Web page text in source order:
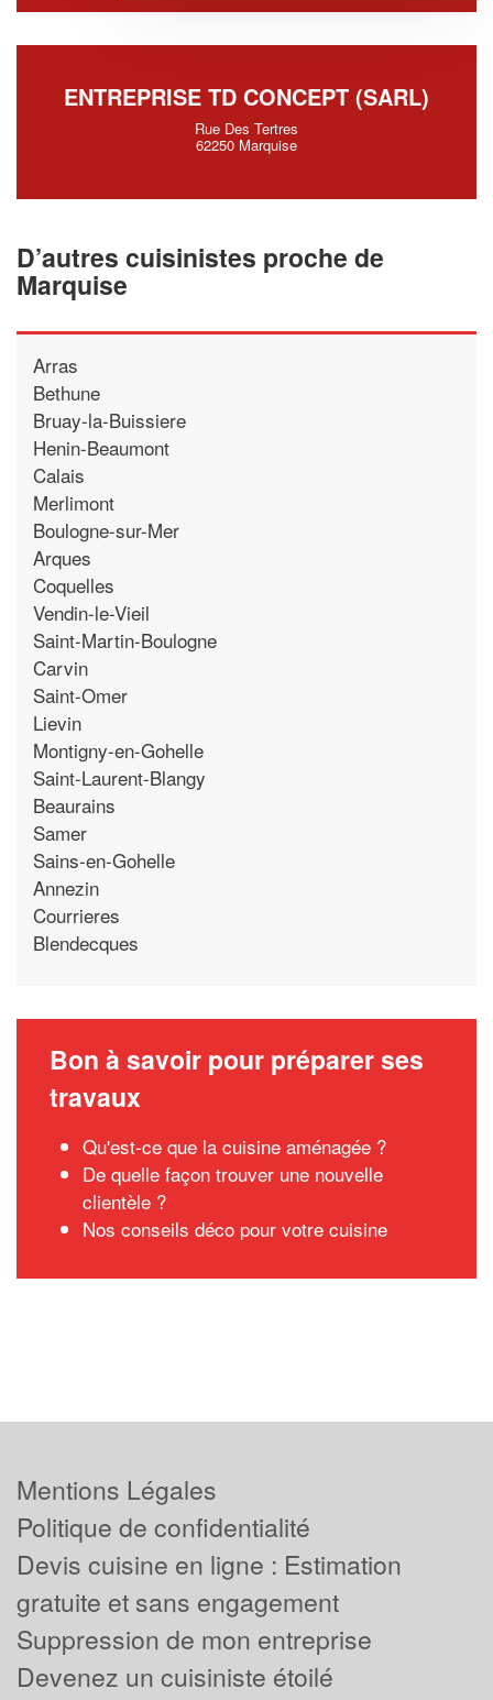
ENTREPRISE TD CONCEPT (SARL)
Rue Des Tertres
62250 Marquise
D’autres cuisinistes proche de
Marquise
Arras
Bethune
Bruay-la-Buissiere
Henin-Beaumont
Calais
Merlimont
Boulogne-sur-Mer
Arques
Coquelles
Vendin-le-Vieil
Saint-Martin-Boulogne
Carvin
Saint-Omer
Lievin
Montigny-en-Gohelle
Saint-Laurent-Blangy
Beaurains
Samer
Sains-en-Gohelle
Annezin
Courrieres
Blendecques
Bon à savoir pour préparer ses
travaux
Qu'est-ce que la cuisine aménagée ?
De quelle façon trouver une nouvelle
clientèle ?
Nos conseils déco pour votre cuisine
Mentions Légales
Politique de confidentialité
Devis cuisine en ligne : Estimation
gratuite et sans engagement
Suppression de mon entreprise
Devenez un cuisiniste étoilé